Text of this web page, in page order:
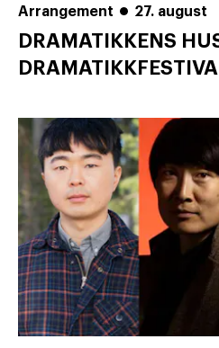
Arrangement 27. august
DRAMATIKKENS